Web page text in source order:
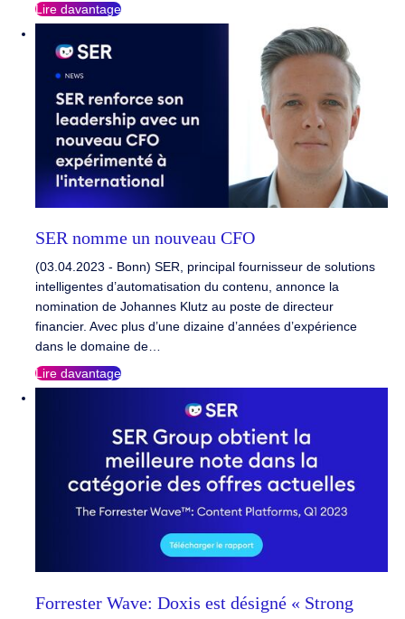
Lire davantage
SER nomme un nouveau CFO
(03.04.2023 - Bonn) SER, principal fournisseur de solutions
intelligentes d’automatisation du contenu, annonce la
nomination de Johannes Klutz au poste de directeur
financier. Avec plus d’une dizaine d’années d’expérience
dans le domaine de…
Lire davantage
Forrester Wave: Doxis est désigné « Strong